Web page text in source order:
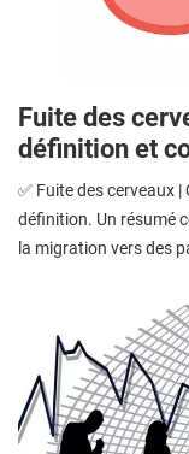
Fuite des
définition et
✅ Fuite des cerveaux
définition. Un résumé
la migration vers des